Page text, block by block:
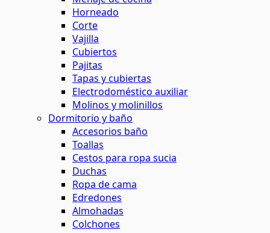
Horneado
Corte
Vajilla
Cubiertos
Pajitas
Tapas y cubiertas
Electrodoméstico auxiliar
Molinos y molinillos
Dormitorio y baño
Accesorios baño
Toallas
Cestos para ropa sucia
Duchas
Ropa de cama
Edredones
Almohadas
Colchones